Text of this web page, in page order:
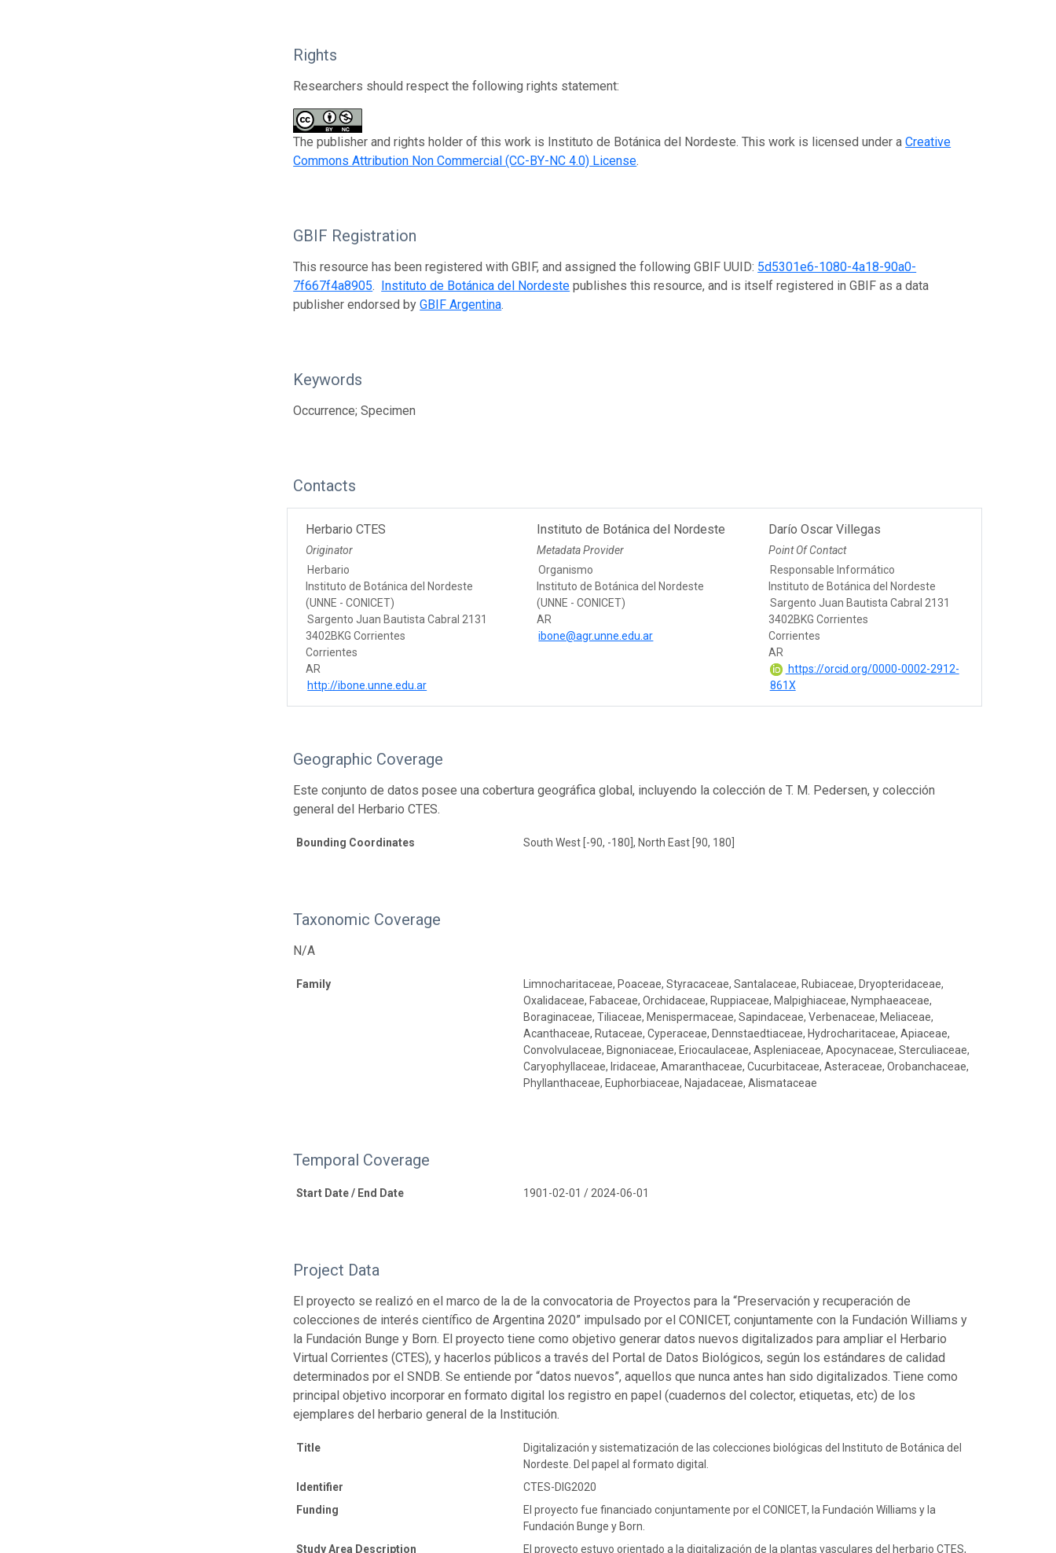
Rights
Researchers should respect the following rights statement:
The publisher and rights holder of this work is Instituto de Botánica del Nordeste. This work is licensed under aCreative
Commons Attribution Non Commercial (CC-BY-NC 4.0) License.
GBIF Registration
This resource has been registered with GBIF, and assigned the following GBIF UUID: 5d5301e6-1080-4a18-90a0-
7f667f4a8905. Instituto de Botánica del Nordeste publishes this resource, and is itself registered in GBIF as a data
publisher endorsed byGBIF Argentina.
Keywords
Occurrence; Specimen
Contacts
Herbario CTES
Originator
Herbario
Instituto de Botánica del Nordeste
(UNNE - CONICET)
Sargento Juan Bautista Cabral 2131
3402BKG Corrientes
Corrientes
AR
http://ibone.unne.edu.ar
Instituto de Botánica del Nordeste
Metadata Provider
Organismo
Instituto de Botánica del Nordeste
(UNNE - CONICET)
AR
ibone@agr.unne.edu.ar
Darío Oscar Villegas
Point Of Contact
Responsable Informático
Instituto de Botánica del Nordeste
Sargento Juan Bautista Cabral 2131
3402BKG Corrientes
Corrientes
AR
https://orcid.org/0000-0002-2912-
861X
Geographic Coverage
Este conjunto de datos posee una cobertura geográfica global, incluyendo la colección de T. M. Pedersen, y colección
general del Herbario CTES.
Bounding Coordinates South West [-90, -180], North East [90, 180]
Taxonomic Coverage
N/A
Family
Limnocharitaceae, Poaceae, Styracaceae, Santalaceae, Rubiaceae, Dryopteridaceae,
Oxalidaceae, Fabaceae, Orchidaceae, Ruppiaceae, Malpighiaceae, Nymphaeaceae,
Boraginaceae, Tiliaceae, Menispermaceae, Sapindaceae, Verbenaceae, Meliaceae,
Acanthaceae, Rutaceae, Cyperaceae, Dennstaedtiaceae, Hydrocharitaceae, Apiaceae,
Convolvulaceae, Bignoniaceae, Eriocaulaceae, Aspleniaceae, Apocynaceae, Sterculiaceae,
Caryophyllaceae, Iridaceae, Amaranthaceae, Cucurbitaceae, Asteraceae, Orobanchaceae,
Phyllanthaceae, Euphorbiaceae, Najadaceae, Alismataceae
Temporal Coverage
Start Date / End Date 1901-02-01 / 2024-06-01
Project Data
El proyecto se realizó en el marco de la de la convocatoria de Proyectos para la “Preservación y recuperación de
colecciones de interés científico de Argentina 2020” impulsado por el CONICET, conjuntamente con la Fundación Williams y
la Fundación Bunge y Born. El proyecto tiene como objetivo generar datos nuevos digitalizados para ampliar el Herbario
Virtual Corrientes (CTES), y hacerlos públicos a través del Portal de Datos Biológicos, según los estándares de calidad
determinados por el SNDB. Se entiende por “datos nuevos”, aquellos que nunca antes han sido digitalizados. Tiene como
principal objetivo incorporar en formato digital los registro en papel (cuadernos del colector, etiquetas, etc) de los
ejemplares del herbario general de la Institución.
Title
Digitalización y sistematización de las colecciones biológicas del Instituto de Botánica del
Nordeste. Del papel al formato digital.
Identifier
CTES-DIG2020
Funding
El proyecto fue financiado conjuntamente por el CONICET, la Fundación Williams y la
Fundación Bunge y Born.
Study Area Description
El proyecto estuvo orientado a la digitalización de la plantas vasculares del herbario CTES,